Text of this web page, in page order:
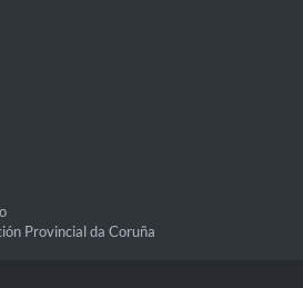
Provincial da Coruña